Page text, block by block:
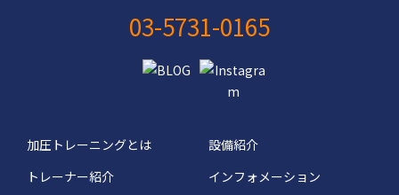
03-5731-0165
加圧トレーニングとは
設備紹介
トレーナー紹介
インフォメーション